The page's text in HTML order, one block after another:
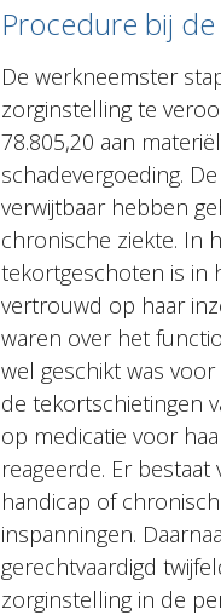
Procedure bij
De werkneemster
zorginstelling te
78.805,20 aan
schadevergoeding.
verwijtbaar hebben
chronische ziekte. In
tekortgeschoten is in
vertrouwd op haar
waren over het
wel geschikt was
de tekortschietingen
op medicatie voor
reageerde. Er
handicap of
inspanningen.
gerechtvaardigd
zorginstelling in de